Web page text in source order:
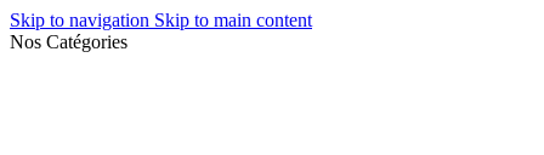
Skip to navigation Skip to main content
Nos Catégories